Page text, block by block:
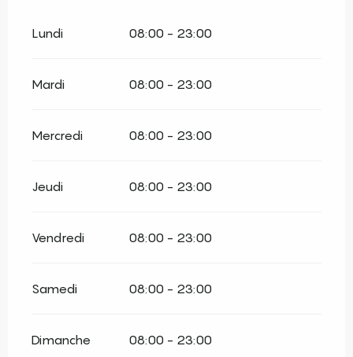
Lundi 08:00 - 23:00
Mardi 08:00 - 23:00
Mercredi 08:00 - 23:00
Jeudi 08:00 - 23:00
Vendredi 08:00 - 23:00
Samedi 08:00 - 23:00
Dimanche 08:00 - 23:00